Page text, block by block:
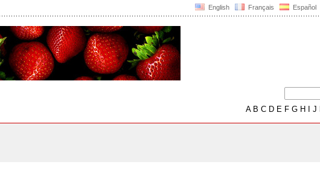
English Français Español
AB C D E F G H J